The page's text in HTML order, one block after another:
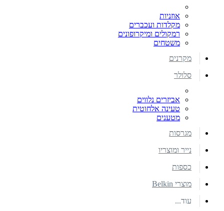
אוזניות
מקלדות ועכברים
רמקולים ומיקרופונים
משטחים
מקרנים
סלולר
אביזרים נלווים
טעינה אלחוטית
מטענים
מגרסות
נייר ומוצריו
כספות
מוצרי Belkin
עוד...